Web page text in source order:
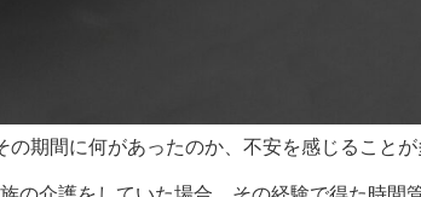
期間に何があったのか、不安を感じることが